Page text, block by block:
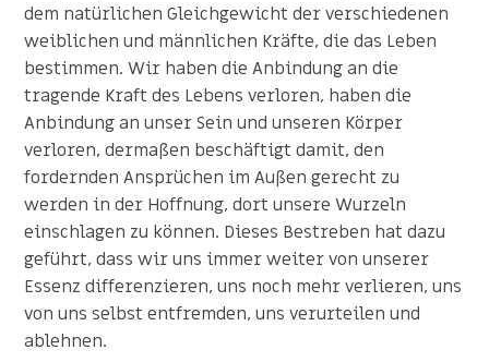
dem natürlichen Gleichgewicht der verschiedenen
weiblichen und männlichen Kräfte, die das Leben
bestimmen. Wir haben die Anbindung an die
tragende Kraft des Lebens verloren, haben die
Anbindung an unser Sein und unseren Körper
verloren, dermaßen beschäftigt damit, den
fordernden Ansprüchen im Außen gerecht zu
werden in der Hoffnung, dort unsere Wurzeln
einschlagen zu können. Dieses Bestreben hat dazu
geführt, dass wir uns immer weiter von unserer
Essenz differenzieren, uns noch mehr verlieren, uns
von uns selbst entfremden, uns verurteilen und
ablehnen.